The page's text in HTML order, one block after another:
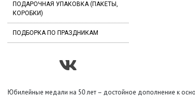
ПОДАРОЧНАЯ УПАКОВКА (ПАКЕТЫ,
КОРОБКИ)
ПОДБОРКА ПО ПРАЗДНИКАМ
Юбилейные медали на 50 лет – достойное дополнение к